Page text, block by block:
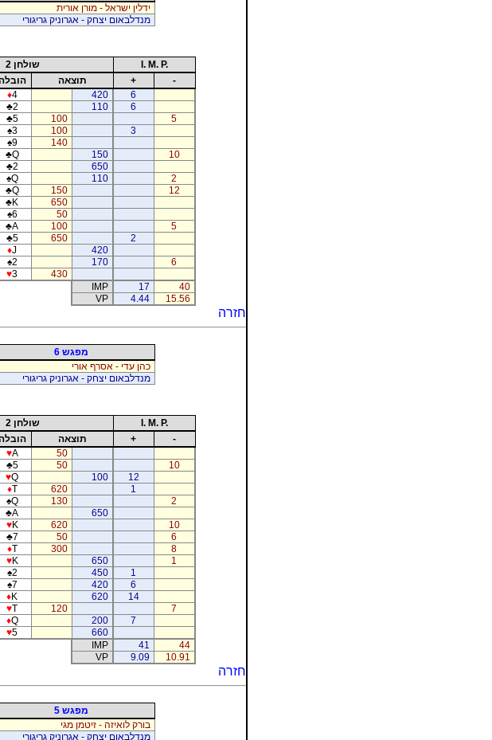
ידלין ישראל - מורן אורית
מנדלבאום יצחק - אגרוניק גריגורי
I. M. P. שולחן 2
-
+ תוצאה
6
420
♦4
6
110
♣2
5
100
♣5
3
100
♠3
140
♠9
10
150
♣Q
650
♣2
2
110
♠Q
12
150
♣Q
650
♣K
50
♠6
5
100
♣A
2
650
♣5
420
♦J
6
170
♠2
430
♥3
40
17
IMP
15.56
4.44
VP
חזרה
מפגש 6
כהן עדי - אסרף אורי
מנדלבאום יצחק - אגרוניק גריגורי
I. M. P. שולחן 2
-
+ תוצאה
50
♥A
10
50
♣5
12
100
♥Q
1
620
♦T
2
130
♠Q
650
♣A
10
620
♥K
6
50
♣7
8
300
♦T
1
650
♥K
1
450
♠2
6
420
♠7
14
620
♦K
7
120
♥T
7
200
♦Q
660
♥5
44
41
IMP
10.91
9.09
VP
חזרה
מפגש 5
בורק לואיזה - זיטמן מגי
מנדלבאום יצחק - אגרוניק גריגורי